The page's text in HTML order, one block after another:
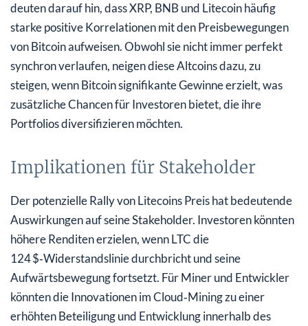
deuten darauf hin, dass XRP, BNB und Litecoin häufig
starke positive Korrelationen mit den Preisbewegungen
von Bitcoin aufweisen. Obwohl sie nicht immer perfekt
synchron verlaufen, neigen diese Altcoins dazu, zu
steigen, wenn Bitcoin signifikante Gewinne erzielt, was
zusätzliche Chancen für Investoren bietet, die ihre
Portfolios diversifizieren möchten.
Implikationen für Stakeholder
Der potenzielle Rally von Litecoins Preis hat bedeutende
Auswirkungen auf seine Stakeholder. Investoren könnten
höhere Renditen erzielen, wenn LTC die
124 $‑Widerstandslinie durchbricht und seine
Aufwärtsbewegung fortsetzt. Für Miner und Entwickler
könnten die Innovationen im Cloud‑Mining zu einer
erhöhten Beteiligung und Entwicklung innerhalb des